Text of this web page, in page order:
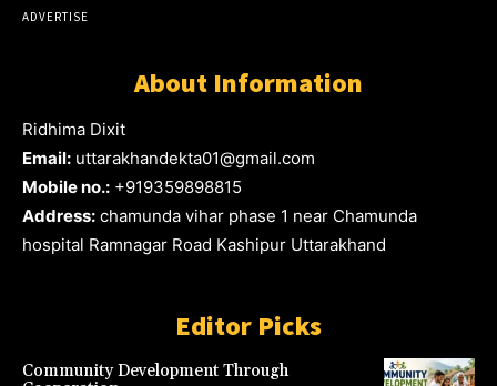
ADVERTISE
About Information
Ridhima Dixit
Email: uttarakhandekta01@gmail.com
Mobile no.: +919359898815
Address: chamunda vihar phase 1 near Chamunda
hospital Ramnagar Road Kashipur Uttarakhand
Editor Picks
Community Development Through